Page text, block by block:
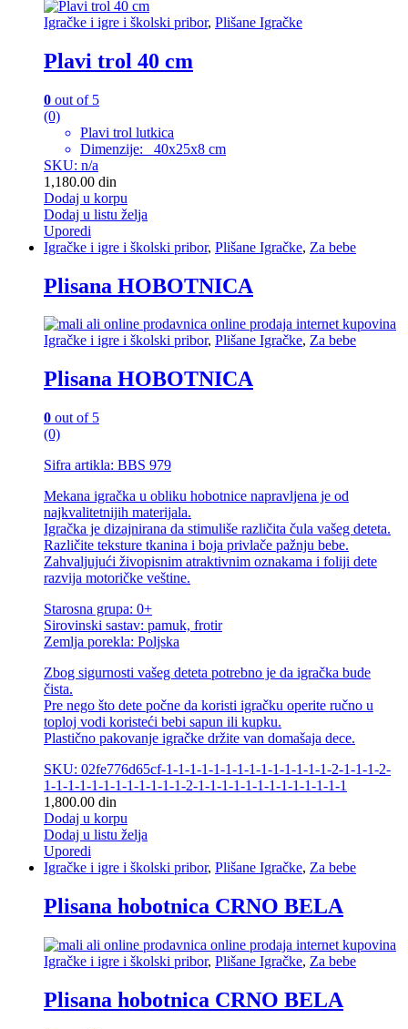
Igračke i igre i školski pribor, Plišane Igračke
Plavi trol 40 cm
0 out of 5
(0)
Plavi trol lutkica
Dimenzije: 40x25x8 cm
SKU: n/a
1,180.00 din
Dodaj u korpu
Dodaj u listu želja
Uporedi
Igračke i igre i školski pribor, Plišane Igračke, Za bebe
Plisana HOBOTNICA
Igračke i igre i školski pribor, Plišane Igračke, Za bebe
Plisana HOBOTNICA
0 out of 5
(0)
Sifra artikla: BBS 979
Mekana igračka u obliku hobotnice napravljena je od
najkvalitetnijih materijala.
Igračka je dizajnirana da stimuliše različita čula vašeg deteta.
Različite teksture tkanina i boja privlače pažnju bebe.
Zahvaljujući živopisnim atraktivnim oznakama i foliji dete
razvija motoričke veštine.
Starosna grupa: 0+
Sirovinski sastav: pamuk, frotir
Zemlja porekla: Poljska
Zbog sigurnosti vašeg deteta potrebno je da igračka bude
čista.
Pre nego što dete počne da koristi igračku operite ručno u
toploj vodi koristeći bebi sapun ili kupku.
Plastično pakovanje igračke držite van domašaja dece.
SKU: 02fe776d65cf-1-1-1-1-1-1-1-1-1-1-1-1-1-1-2-1-1-1-2-
1-1-1-1-1-1-1-1-1-1-1-1-2-1-1-1-1-1-1-1-1-1-1-1-1-1
1,800.00 din
Dodaj u korpu
Dodaj u listu želja
Uporedi
Igračke i igre i školski pribor, Plišane Igračke, Za bebe
Plisana hobotnica CRNO BELA
Igračke i igre i školski pribor, Plišane Igračke, Za bebe
Plisana hobotnica CRNO BELA